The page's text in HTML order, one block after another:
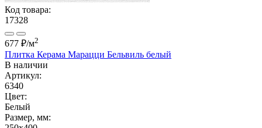
Код товара:
17328
677 ₽/м2
Плитка Керама Марацци Бельвиль белый
В наличии
Артикул:
6340
Цвет:
Белый
Размер, мм: